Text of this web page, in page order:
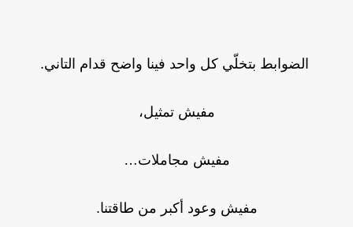
الضوابط بتخلّي كل واحد فينا واضح قدام التاني.
مفيش تمثيل،
مفيش مجاملات…
مفيش وعود أكبر من طاقتنا.